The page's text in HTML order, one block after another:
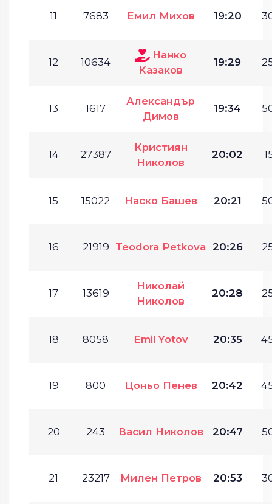
11 7683 Емил Михов 19:20
12 10634
Нанко
Казаков
19:29
13 1617
Александър
Димов
19:34
14 27387
Кристиян
Николов
20:02
15 15022 Наско Башев 20:21
16 21919 Teodora Petkova 20:26
17 13619
Николай
Николов
20:28
18 8058 Emil Yotov 20:35
19 800 Цоньо Пенев 20:42
20 243 Васил Николов 20:47
21 23217 Милен Петров 20:53